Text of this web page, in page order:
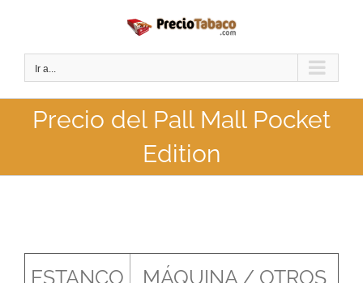
contenido
Ir a...
Precio del Pall Mall Pocket
Edition
ESTANCO MÁQUINA / OTROS